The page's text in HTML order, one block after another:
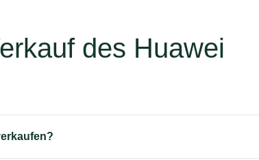
des Huawei